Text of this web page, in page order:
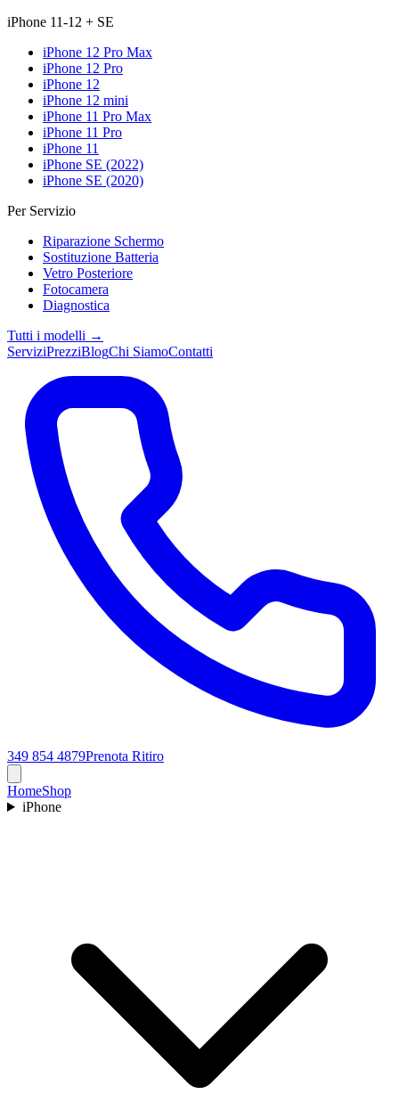
iPhone 11-12 + SE
iPhone 12 Pro Max
iPhone 12 Pro
iPhone 12
iPhone 12 mini
iPhone 11 Pro Max
iPhone 11 Pro
iPhone 11
iPhone SE (2022)
iPhone SE (2020)
Per Servizio
Riparazione Schermo
Sostituzione Batteria
Vetro Posteriore
Fotocamera
Diagnostica
Tutti i modelli →
ServiziPrezziBlogChi SiamoContatti
349 854 4879Prenota Ritiro
HomeShop
iPhone